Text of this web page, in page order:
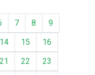
7 8
9
14 15
16
21 22
23